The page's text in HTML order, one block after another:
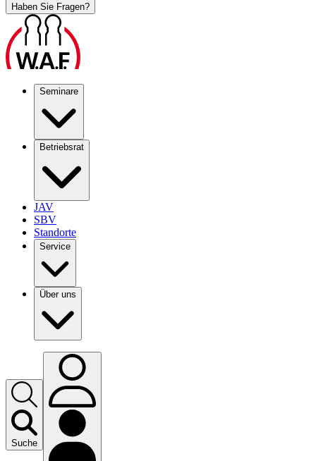
Haben Sie Fragen?
Seminare
Betriebsrat
JAV
SBV
Standorte
Service
Über uns
Suche